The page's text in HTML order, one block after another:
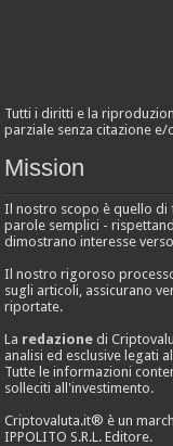
Tutti i diritti e la
parziale senza citazione
Mission
Il nostro scopo è quello
parole semplici -
dimostrano interesse
Il nostro rigoroso
sugli articoli, assicurano
riportate.
La redazione di
analisi ed esclusive legati
Tutte le informazioni
solleciti all'investimento.
Criptovaluta.it® è un
IPPOLITO S.R.L. Editore.